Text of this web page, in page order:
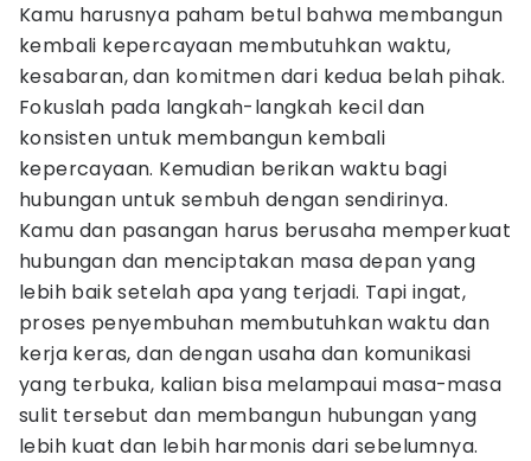
Kamu harusnya paham betul bahwa membangun
kembali kepercayaan membutuhkan waktu,
kesabaran, dan komitmen dari kedua belah pihak.
Fokuslah pada langkah-langkah kecil dan
konsisten untuk membangun kembali
kepercayaan. Kemudian berikan waktu bagi
hubungan untuk sembuh dengan sendirinya.
Kamu dan pasangan harus berusaha memperkuat
hubungan dan menciptakan masa depan yang
lebih baik setelah apa yang terjadi. Tapi ingat,
proses penyembuhan membutuhkan waktu dan
kerja keras, dan dengan usaha dan komunikasi
yang terbuka, kalian bisa melampaui masa-masa
sulit tersebut dan membangun hubungan yang
lebih kuat dan lebih harmonis dari sebelumnya.